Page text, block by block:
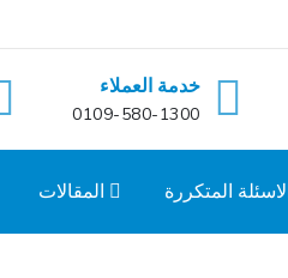
خدمة العملاء
0109-580-1300
الاسئلة المتكررة المقالات